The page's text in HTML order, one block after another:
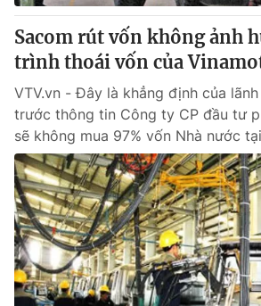
Sacom rút vốn không ảnh
trình thoái vốn của
VTV.vn - Đây là khẳng định của
trước thông tin Công ty CP đầu tư
sẽ không mua 97% vốn Nhà nước